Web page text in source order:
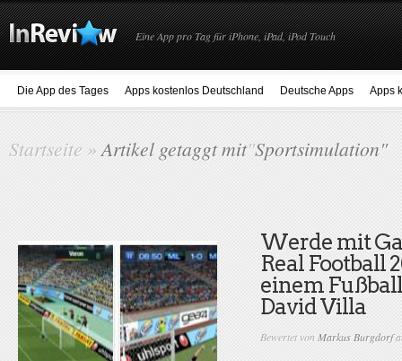
Eine App pro Tag für iPhone, iPad, iPod Touch
Die App des Tages Apps kostenlos Deutschland Deutsche Apps Apps
Startseite »Artikel getaggt mit"Sportsimulation"
Werde mit
Real Football
einem
David Villa
Bewertet vonMarkus Burgdorf